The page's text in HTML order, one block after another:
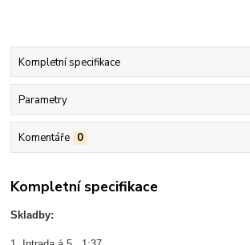
Kompletní specifikace
Parametry
Komentáře 0
Kompletní specifikace
Skladby: